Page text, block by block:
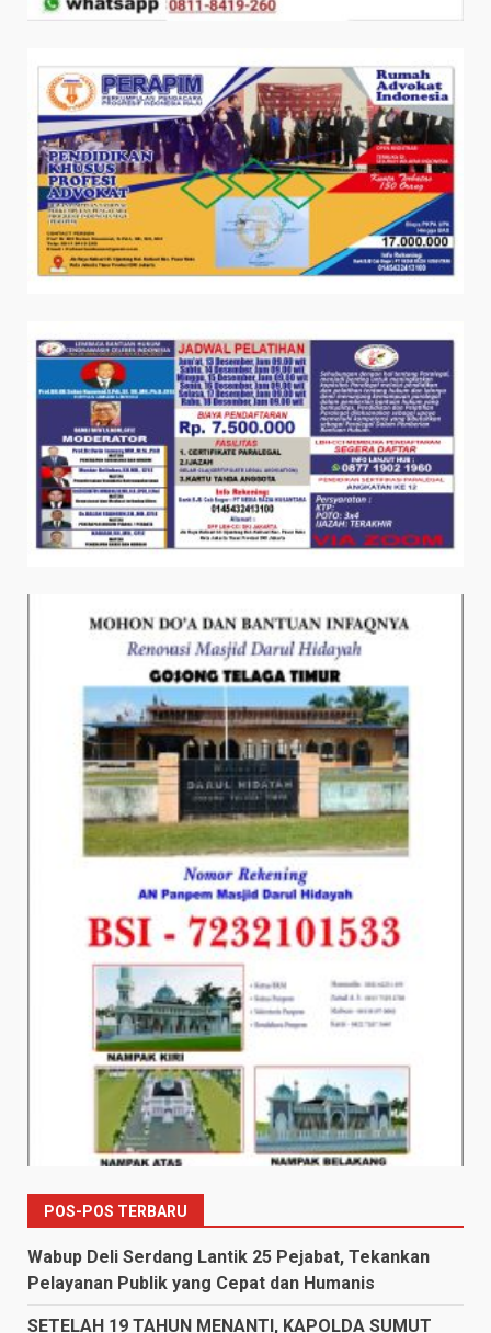
POS-POS TERBARU
Wabup Deli Serdang Lantik 25 Pejabat, Tekankan
Pelayanan Publik yang Cepat dan Humanis
SETELAH 19 TAHUN MENANTI, KAPOLDA SUMUT